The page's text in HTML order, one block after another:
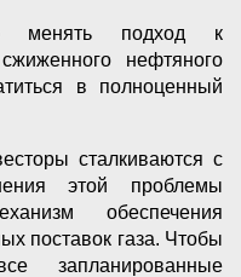
менять подход к
нефтяного
в полноценный
сталкиваются с
этой проблемы
обеспечения
поставок газа. Чтобы
запланированные